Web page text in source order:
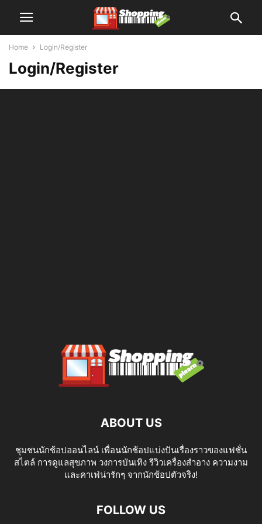
Home Login/Register
Login/Register
ABOUT US
ชุมชนนักช้อปออนไลน์ เพื่อนนักช้อปแบ่งปันเรื่องราวของแฟชั่น
สไตล์ การดูแลสุขภาพ วงการบันเทิง รีวิวเครื่องสำอาง ความงาม
และคาเฟ่น่ารักๆ จากนักช้อปตัวจริง!
FOLLOW US